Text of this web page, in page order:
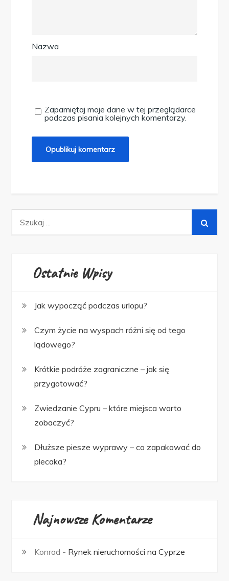
Nazwa
Zapamiętaj moje dane w tej przeglądarce
podczas pisania kolejnych komentarzy.
Ostatnie Wpisy
Jak wypocząć podczas urlopu?
Czym życie na wyspach różni się od tego
lądowego?
Krótkie podróże zagraniczne – jak się
przygotować?
Zwiedzanie Cypru – które miejsca warto
zobaczyć?
Dłuższe piesze wyprawy – co zapakować do
plecaka?
Najnowsze Komentarze
Konrad - Rynek nieruchomości na Cyprze